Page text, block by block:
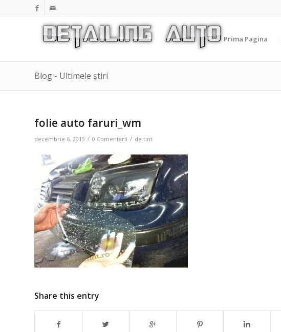
Prima Pagina
Blog - Ultimele știri
folie auto faruri_wm
decembrie 6, 2015 / 0 Comentarii / de tint
Share this entry